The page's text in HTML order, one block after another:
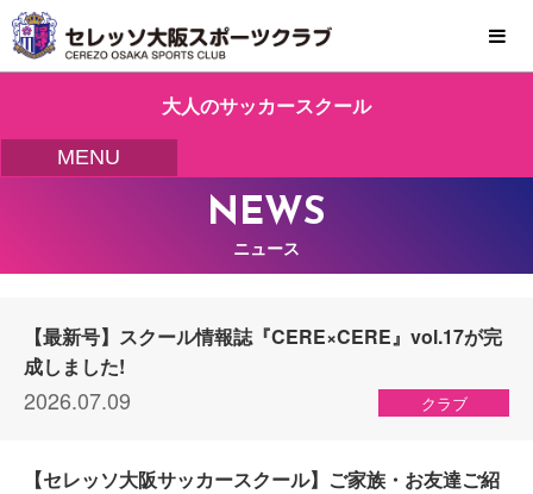
MENU
大人のサッカースクール
MENU
NEWS
ニュース
2026.07.09 クラブ
【最新号】スクール情報誌『CERE×CERE』vol.17が完
成しました!
【セレッソ大阪サッカースクール】ご家族・お友達ご紹